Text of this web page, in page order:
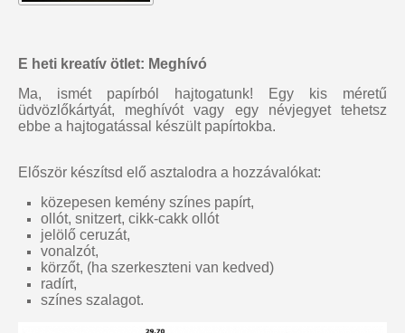
E heti kreatív ötlet: Meghívó
Ma, ismét papírból hajtogatunk! Egy kis méretű
üdvözlőkártyát, meghívót vagy egy névjegyet tehetsz
ebbe a hajtogatással készült papírtokba.
Először készítsd elő asztalodra a hozzávalókat:
közepesen kemény színes papírt,
ollót, snitzert, cikk-cakk ollót
jelölő ceruzát,
vonalzót,
körzőt, (ha szerkeszteni van kedved)
radírt,
színes szalagot.